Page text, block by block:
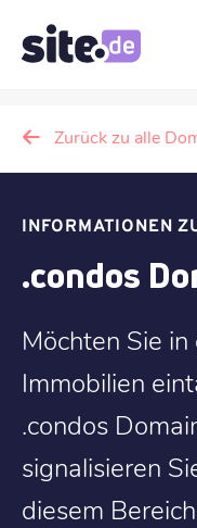
Zurück zu alle
INFORMATIONEN
.condos
Möchten Sie
Immobilien
.condos
signalisieren
diesem